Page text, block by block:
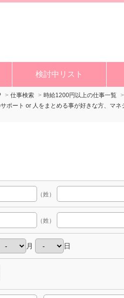
検討中リスト
仕事検索
時給1200円以上の仕事一覧
ート or 人をまとめる事が好きな方、マネ
（姓）
（姓）
月 日